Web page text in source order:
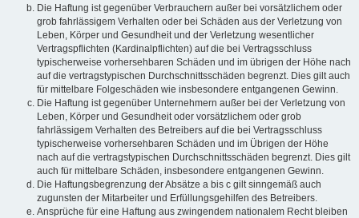
Die Haftung ist gegenüber Verbrauchern außer bei vorsätzlichem oder
grob fahrlässigem Verhalten oder bei Schäden aus der Verletzung von
Leben, Körper und Gesundheit und der Verletzung wesentlicher
Vertragspflichten (Kardinalpflichten) auf die bei Vertragsschluss
typischerweise vorhersehbaren Schäden und im übrigen der Höhe nach
auf die vertragstypischen Durchschnittsschäden begrenzt. Dies gilt auch
für mittelbare Folgeschäden wie insbesondere entgangenen Gewinn.
Die Haftung ist gegenüber Unternehmern außer bei der Verletzung von
Leben, Körper und Gesundheit oder vorsätzlichem oder grob
fahrlässigem Verhalten des Betreibers auf die bei Vertragsschluss
typischerweise vorhersehbaren Schäden und im Übrigen der Höhe
nach auf die vertragstypischen Durchschnittsschäden begrenzt. Dies gilt
auch für mittelbare Schäden, insbesondere entgangenen Gewinn.
Die Haftungsbegrenzung der Absätze a bis c gilt sinngemäß auch
zugunsten der Mitarbeiter und Erfüllungsgehilfen des Betreibers.
Ansprüche für eine Haftung aus zwingendem nationalem Recht bleiben